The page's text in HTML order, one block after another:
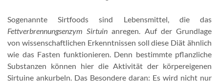
Sogenannte Sirtfoods sind Lebensmittel, die das
Fettverbrennungsenzym Sirtuin anregen. Auf der Grundlage
von wissenschaftlichen Erkenntnissen soll diese Diät ähnlich
wie das Fasten funktionieren. Denn bestimmte pflanzliche
Substanzen können hier die Aktivität der körpereigenen
Sirtuine ankurbeln. Das Besondere daran: Es wird nicht nur